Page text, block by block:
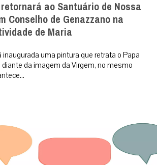
ao Santuário de Nossa
Conselho de Genazzano na
de Maria
uma pintura que retrata o Papa
diante da imagem da Virgem, no mesmo